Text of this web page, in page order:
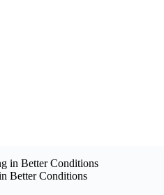
Better Conditions